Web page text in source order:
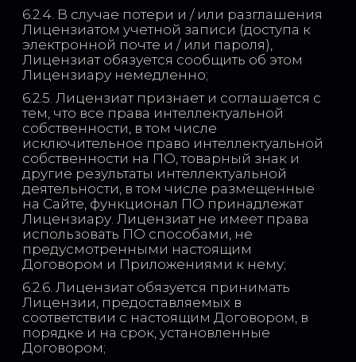
6.2.4. В случае потери и / или разглашения
Лицензиатом учетной записи (доступа к
электронной почте и / или пароля),
Лицензиат обязуется сообщить об этом
Лицензиару немедленно;
6.2.5. Лицензиат признает и соглашается с
тем, что все права интеллектуальной
собственности, в том числе
исключительное право интеллектуальной
собственности на ПО, товарный знак и
другие результаты интеллектуальной
деятельности, в том числе размещенные
на Сайте, функционал ПО принадлежат
Лицензиару. Лицензиат не имеет права
использовать ПО способами, не
предусмотренными настоящим
Договором и Приложениями к нему;
6.2.6. Лицензиат обязуется принимать
Лицензии, предоставляемых в
соответствии с настоящим Договором, в
порядке и на срок, установленные
Договором;